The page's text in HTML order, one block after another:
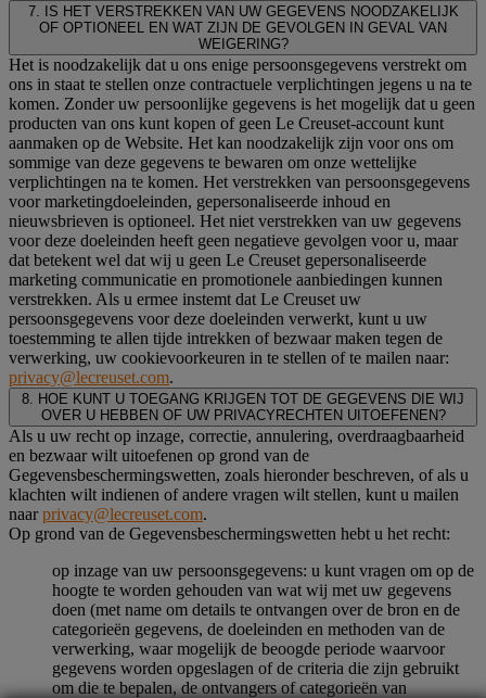
7. IS HET VERSTREKKEN VAN UW GEGEVENS NOODZAKELIJK
OF OPTIONEEL EN WAT ZIJN DE GEVOLGEN IN GEVAL VAN
WEIGERING?
Het is noodzakelijk dat u ons enige persoonsgegevens verstrekt om
ons in staat te stellen onze contractuele verplichtingen jegens u na te
komen. Zonder uw persoonlijke gegevens is het mogelijk dat u geen
producten van ons kunt kopen of geen Le Creuset-account kunt
aanmaken op de Website. Het kan noodzakelijk zijn voor ons om
sommige van deze gegevens te bewaren om onze wettelijke
verplichtingen na te komen. Het verstrekken van persoonsgegevens
voor marketingdoeleinden, gepersonaliseerde inhoud en
nieuwsbrieven is optioneel. Het niet verstrekken van uw gegevens
voor deze doeleinden heeft geen negatieve gevolgen voor u, maar
dat betekent wel dat wij u geen Le Creuset gepersonaliseerde
marketing communicatie en promotionele aanbiedingen kunnen
verstrekken. Als u ermee instemt dat Le Creuset uw
persoonsgegevens voor deze doeleinden verwerkt, kunt u uw
toestemming te allen tijde intrekken of bezwaar maken tegen de
verwerking, uw cookievoorkeuren in te stellen of te mailen naar:
privacy@lecreuset.com.
8. HOE KUNT U TOEGANG KRIJGEN TOT DE GEGEVENS DIE WIJ
OVER U HEBBEN OF UW PRIVACYRECHTEN UITOEFENEN?
Als u uw recht op inzage, correctie, annulering, overdraagbaarheid
en bezwaar wilt uitoefenen op grond van de
Gegevensbeschermingswetten, zoals hieronder beschreven, of als u
klachten wilt indienen of andere vragen wilt stellen, kunt u mailen
naarprivacy@lecreuset.com.
Op grond van de Gegevensbeschermingswetten hebt u het recht:
op inzage van uw persoonsgegevens: u kunt vragen om op de
hoogte te worden gehouden van wat wij met uw gegevens
doen (met name om details te ontvangen over de bron en de
categorieën gegevens, de doeleinden en methoden van de
verwerking, waar mogelijk de beoogde periode waarvoor
gegevens worden opgeslagen of de criteria die zijn gebruikt
om die te bepalen, de ontvangers of categorieën van